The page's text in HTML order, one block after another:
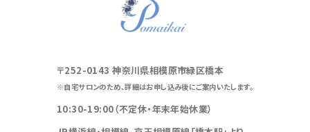
〒252-0143 神奈川県相模原市緑区橋本
※自宅サロンのため、詳細はお申し込み後にご案内いたします。
10:30-19:00（不定休・年末年始休業）